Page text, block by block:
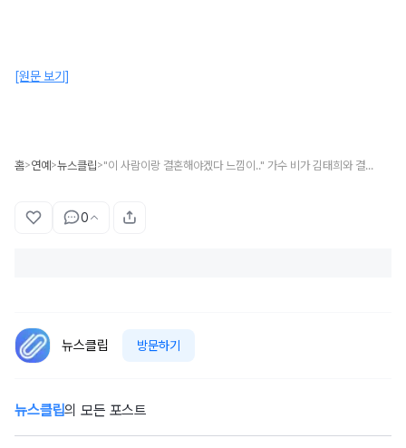
[원문 보기]
홈>연예 >뉴스클립> "이 사람이랑 결혼해야겠다 느낌이.." 가수 비가 김태희와 결혼 결심하게 된 결정적인 이유
0
뉴스클립 방문하기
뉴스클립의 모든 포스트